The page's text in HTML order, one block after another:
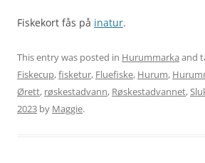
Fiskekort fås på inatur.
This entry was posted in Hurummarka and
Fiskecup,fisketur, Fluefiske, Hurum,
Ørett, røskestadvann, Røskestadvannet,
2023 by Maggie.